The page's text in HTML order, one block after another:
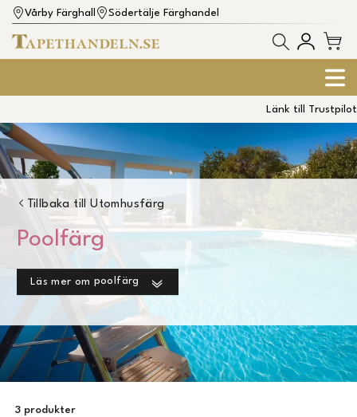
Vårby Färghall Södertälje Färghandel
Länk till Trustpilot
Tillbaka till Utomhusfärg
Poolfärg
Läs mer om poolfärg
3 produkter